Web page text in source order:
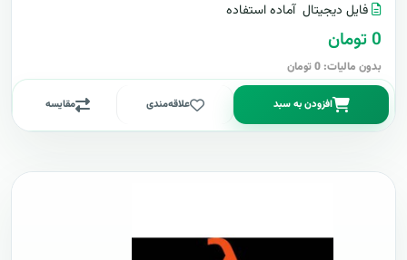
فایل دیجیتال آماده استفاده
0 تومان
بدون مالیات: 0 تومان
افزودن به سبد علاقه‌مندی مقایسه